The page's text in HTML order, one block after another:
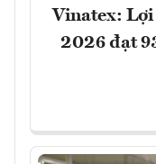
Vinatex: Lợi
2026 đạt